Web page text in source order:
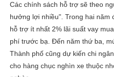
Các chính sách hỗ trợ sẽ theo
hưởng lợi nhiều". Trong hai năm
hỗ trợ ít nhất 2% lãi suất vay
phí trước bạ. Đến năm thứ ba,
Thành phố cũng dự kiến chi
cho hàng chục nghìn xe thuộc